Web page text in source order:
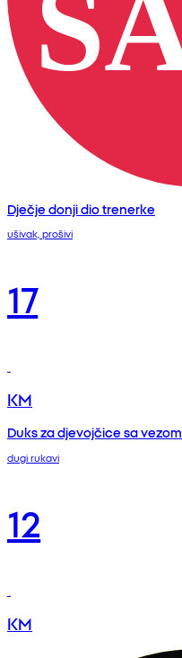
Dječje donji dio trenerke
ušivak, prošivi
17
KM
Duks za djevojčice sa vezom
dugi rukavi
12
KM